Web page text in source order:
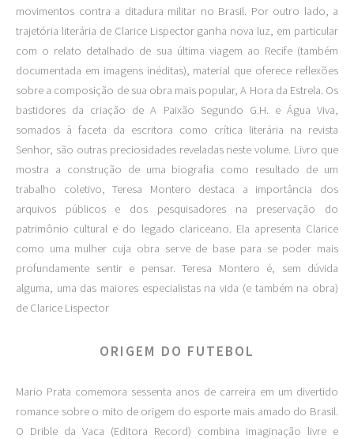
movimentos contra a ditadura militar no Brasil. Por outro lado, a
trajetória literária de Clarice Lispector ganha nova luz, em particular
com o relato detalhado de sua última viagem ao Recife (também
documentada em imagens inéditas), material que oferece reflexões
sobre a composição de sua obra mais popular, A Hora da Estrela. Os
bastidores da criação de A Paixão Segundo G.H. e Água Viva,
somados à faceta da escritora como crítica literária na revista
Senhor, são outras preciosidades reveladas neste volume. Livro que
mostra a construção de uma biografia como resultado de um
trabalho coletivo, Teresa Montero destaca a importância dos
arquivos públicos e dos pesquisadores na preservação do
patrimônio cultural e do legado clariceano. Ela apresenta Clarice
como uma mulher cuja obra serve de base para se poder mais
profundamente sentir e pensar. Teresa Montero é, sem dúvida
alguma, uma das maiores especialistas na vida (e também na obra)
de Clarice Lispector
ORIGEM DO FUTEBOL
Mario Prata comemora sessenta anos de carreira em um divertido
romance sobre o mito de origem do esporte mais amado do Brasil.
O Drible da Vaca (Editora Record) combina imaginação livre e